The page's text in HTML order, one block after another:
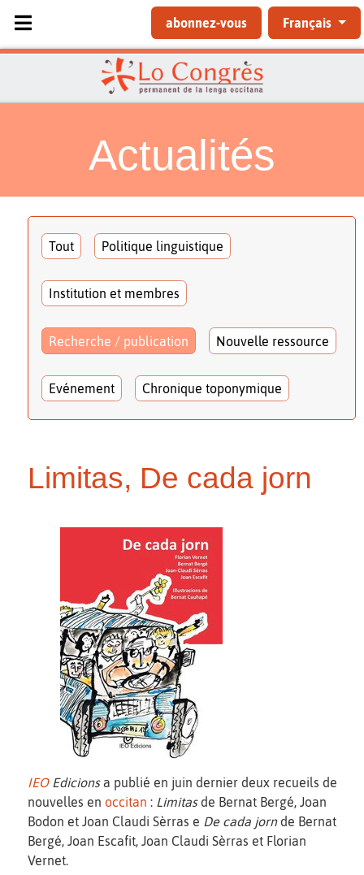
Sélectionnez votre langue
abonnez-vous Français
Actualités
Tout Politique linguistique
Institution et membres
Recherche / publication Nouvelle ressource
Evénement Chronique toponymique
Limitas, De cada jorn
IEOEdicionsa publié en juin dernier deux recueils de
nouvelles en occitan : Limitasde Bernat Bergé, Joan
Bodon et Joan Claudi Sèrras e De cada jornde Bernat
Bergé, Joan Escafit, Joan Claudi Sèrras et Florian
Vernet.